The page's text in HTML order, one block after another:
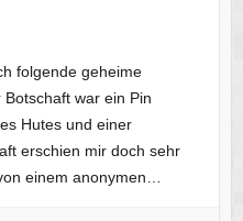
folgende geheime
war ein Pin
Hutes und einer
erschien mir doch sehr
einem anonymen…